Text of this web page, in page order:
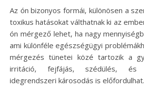
Az ón bizonyos formái, különösen a
toxikus hatásokat válthatnak ki az
ón mérgező lehet, ha nagy
ami különféle egészségügyi
mérgezés tünetei közé tartozik a
irritáció, fejfájás, szédülés, és
idegrendszeri károsodás is előfordulhat.